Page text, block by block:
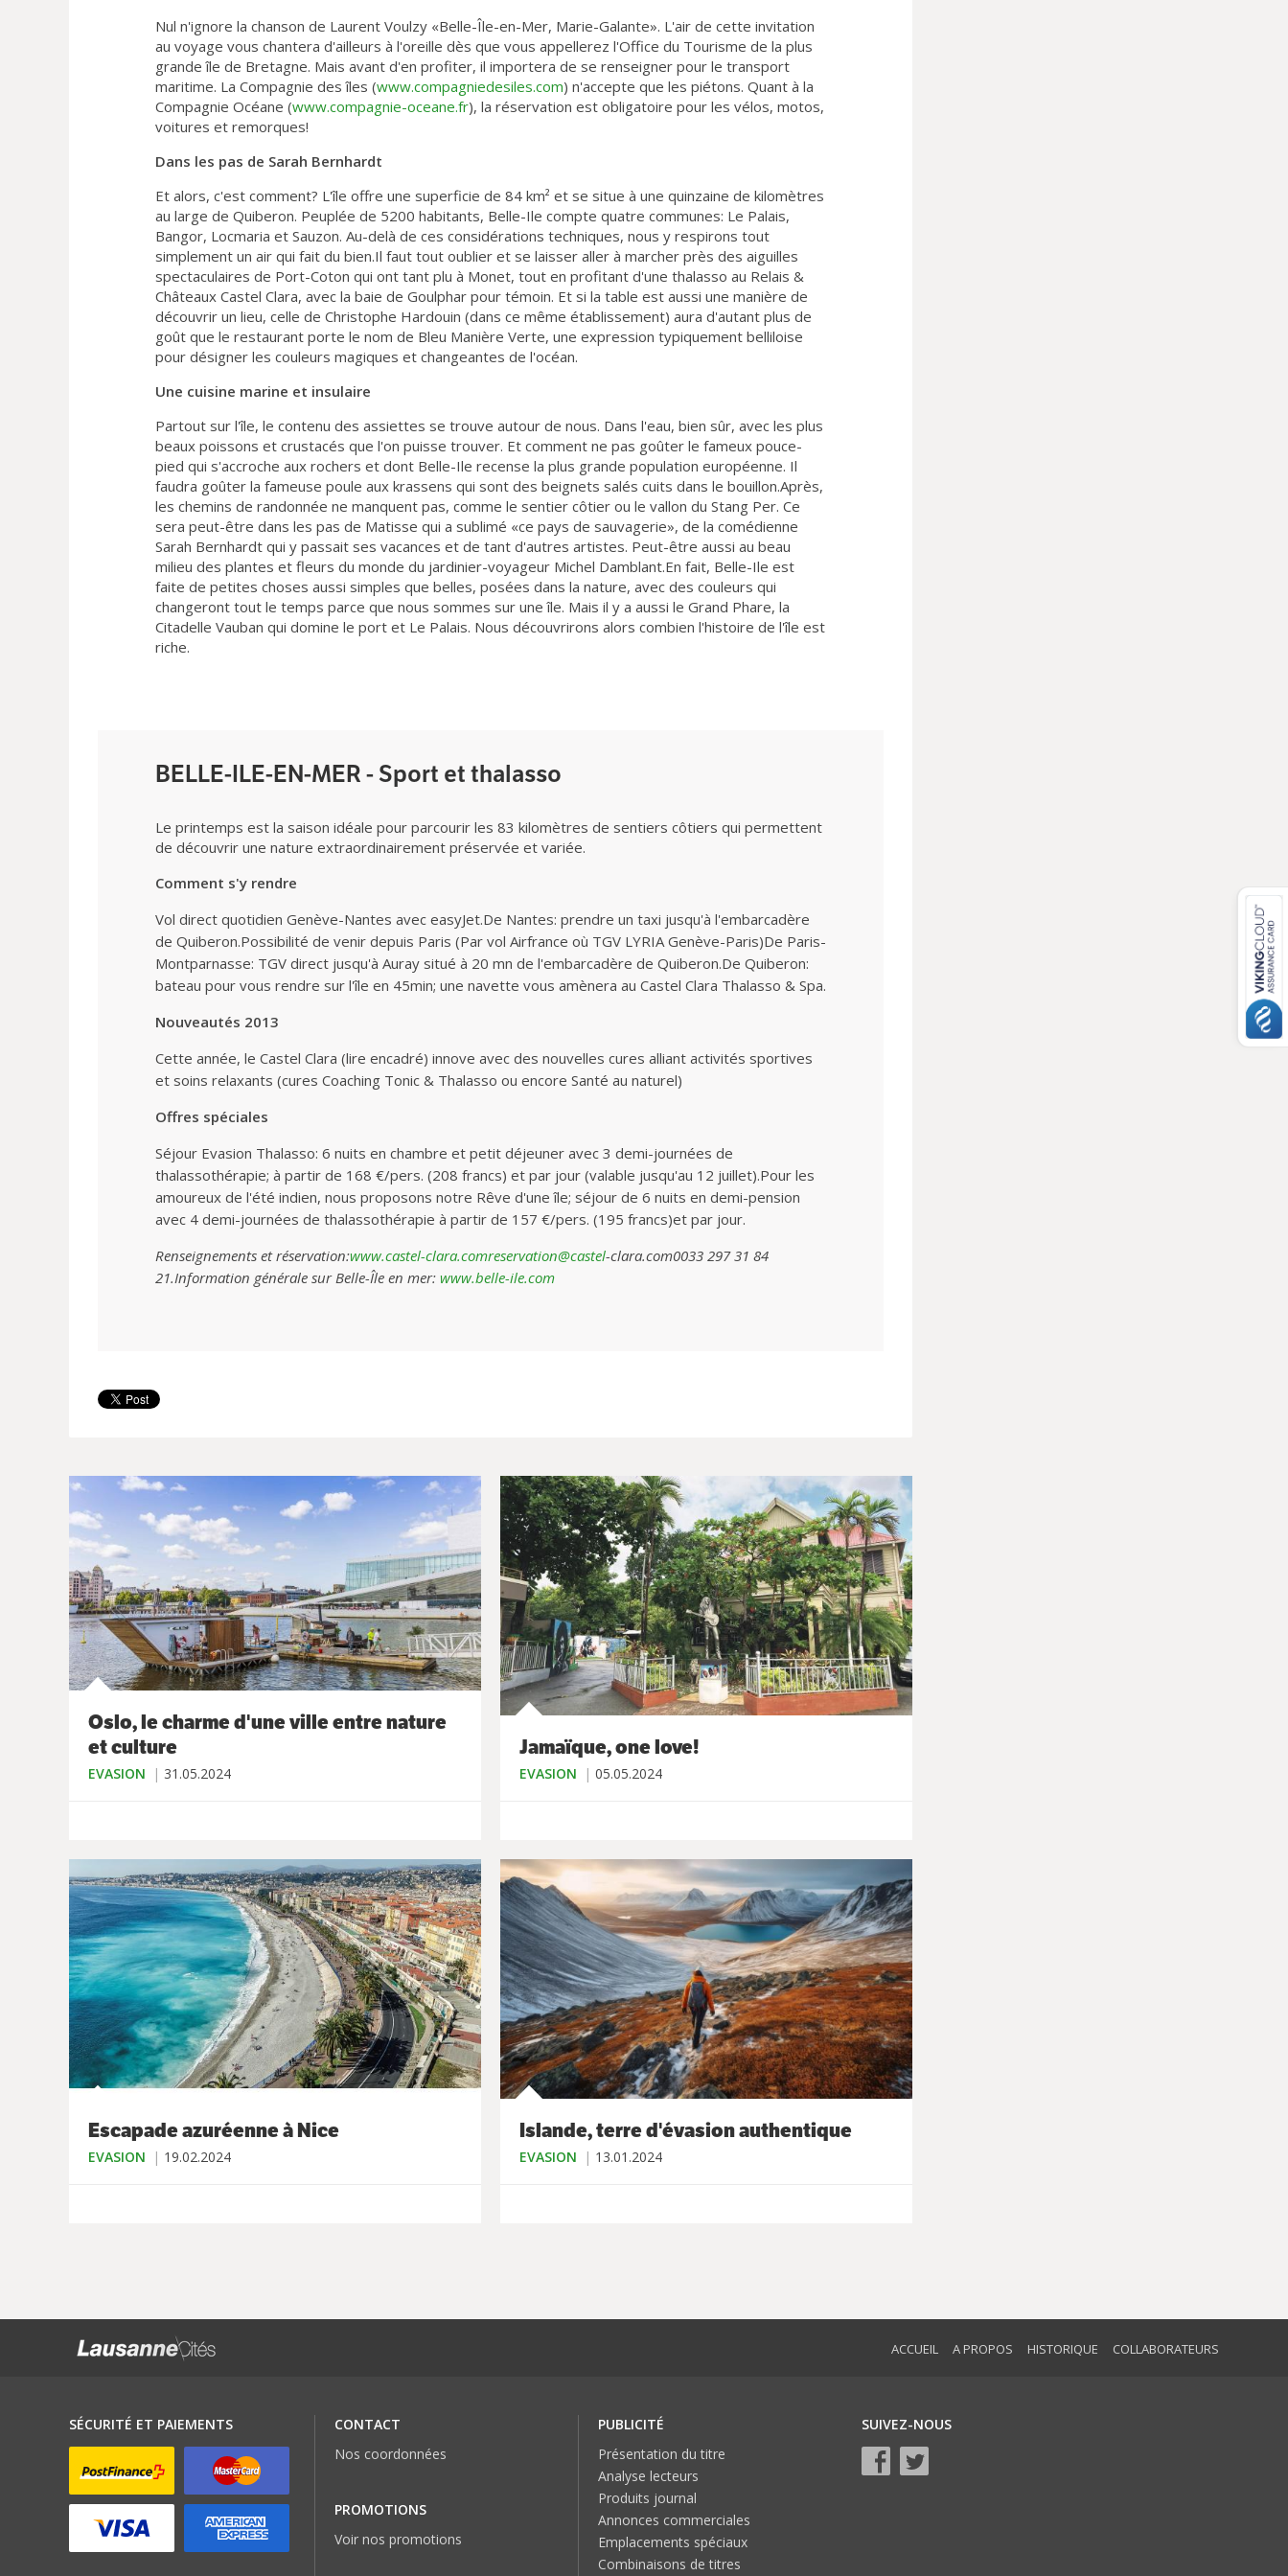
Nul n'ignore la chanson de Laurent Voulzy «Belle-Île-en-Mer, Marie-Galante». L'air de cette invitation
au voyage vous chantera d'ailleurs à l'oreille dès que vous appellerez l'Office du Tourisme de la plus
grande île de Bretagne. Mais avant d'en profiter, il importera de se renseigner pour le transport
maritime. La Compagnie des îles (www.compagniedesiles.com) n'accepte que les piétons. Quant à la
Compagnie Océane (www.compagnie-oceane.fr), la réservation est obligatoire pour les vélos, motos,
voitures et remorques!
Dans les pas de Sarah Bernhardt
Et alors, c'est comment? L'île offre une superficie de 84 km² et se situe à une quinzaine de kilomètres
au large de Quiberon. Peuplée de 5200 habitants, Belle-Ile compte quatre communes: Le Palais,
Bangor, Locmaria et Sauzon. Au-delà de ces considérations techniques, nous y respirons tout
simplement un air qui fait du bien.Il faut tout oublier et se laisser aller à marcher près des aiguilles
spectaculaires de Port-Coton qui ont tant plu à Monet, tout en profitant d'une thalasso au Relais &
Châteaux Castel Clara, avec la baie de Goulphar pour témoin. Et si la table est aussi une manière de
découvrir un lieu, celle de Christophe Hardouin (dans ce même établissement) aura d'autant plus de
goût que le restaurant porte le nom de Bleu Manière Verte, une expression typiquement belliloise
pour désigner les couleurs magiques et changeantes de l'océan.
Une cuisine marine et insulaire
Partout sur l'île, le contenu des assiettes se trouve autour de nous. Dans l'eau, bien sûr, avec les plus
beaux poissons et crustacés que l'on puisse trouver. Et comment ne pas goûter le fameux pouce-
pied qui s'accroche aux rochers et dont Belle-Ile recense la plus grande population européenne. Il
faudra goûter la fameuse poule aux krassens qui sont des beignets salés cuits dans le bouillon.Après,
les chemins de randonnée ne manquent pas, comme le sentier côtier ou le vallon du Stang Per. Ce
sera peut-être dans les pas de Matisse qui a sublimé «ce pays de sauvagerie», de la comédienne
Sarah Bernhardt qui y passait ses vacances et de tant d'autres artistes. Peut-être aussi au beau
milieu des plantes et fleurs du monde du jardinier-voyageur Michel Damblant.En fait, Belle-Ile est
faite de petites choses aussi simples que belles, posées dans la nature, avec des couleurs qui
changeront tout le temps parce que nous sommes sur une île. Mais il y a aussi le Grand Phare, la
Citadelle Vauban qui domine le port et Le Palais. Nous découvrirons alors combien l'histoire de l'île est
riche.
BELLE-ILE-EN-MER - Sport et thalasso
Le printemps est la saison idéale pour parcourir les 83 kilomètres de sentiers côtiers qui permettent
de découvrir une nature extraordinairement préservée et variée.
Comment s'y rendre
Vol direct quotidien Genève-Nantes avec easyJet.De Nantes: prendre un taxi jusqu'à l'embarcadère
de Quiberon.Possibilité de venir depuis Paris (Par vol Airfrance où TGV LYRIA Genève-Paris)De Paris-
Montparnasse: TGV direct jusqu'à Auray situé à 20 mn de l'embarcadère de Quiberon.De Quiberon:
bateau pour vous rendre sur l'île en 45min; une navette vous amènera au Castel Clara Thalasso & Spa.
Nouveautés 2013
Cette année, le Castel Clara (lire encadré) innove avec des nouvelles cures alliant activités sportives
et soins relaxants (cures Coaching Tonic & Thalasso ou encore Santé au naturel)
Offres spéciales
Séjour Evasion Thalasso: 6 nuits en chambre et petit déjeuner avec 3 demi-journées de
thalassothérapie; à partir de 168 €/pers. (208 francs) et par jour (valable jusqu'au 12 juillet).Pour les
amoureux de l'été indien, nous proposons notre Rêve d'une île; séjour de 6 nuits en demi-pension
avec 4 demi-journées de thalassothérapie à partir de 157 €/pers. (195 francs)et par jour.
Renseignements et réservation:www.castel-clara.comreservation@castel-clara.com0033 297 31 84
21.Information générale sur Belle-Île en mer: www.belle-ile.com
Oslo, le charme d'une ville entre nature
et culture
EVASION 31.05.2024
Jamaïque, one love!
EVASION 05.05.2024
Escapade azuréenne à Nice
EVASION 19.02.2024
Islande, terre d'évasion authentique
EVASION 13.01.2024
ACCUEIL A PROPOS HISTORIQUE COLLABORATEURS
SÉCURITÉ ET PAIEMENTS
CONTACT
Nos coordonnées
PROMOTIONS
Voir nos promotions
PUBLICITÉ
Présentation du titre
Analyse lecteurs
Produits journal
Annonces commerciales
Emplacements spéciaux
Combinaisons de titres
SUIVEZ-NOUS